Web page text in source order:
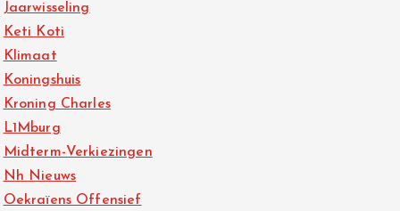
Jaarwisseling
Keti Koti
Klimaat
Koningshuis
Kroning Charles
L1Mburg
Midterm-Verkiezingen
Nh Nieuws
Oekraïens Offensief